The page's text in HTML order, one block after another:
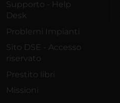
Supporto - Help
Desk
Problemi Impianti
Sito DSE - Accesso
riservato
Prestito libri
Missioni